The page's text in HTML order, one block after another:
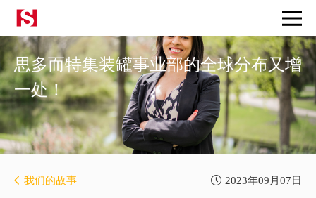
思多而特集装罐事业部的全球分布又增
一处！
我们的故事 2023年09月07日